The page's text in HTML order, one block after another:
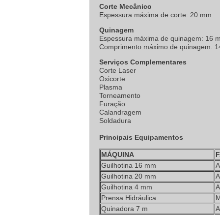
Corte Mecânico
Espessura máxima de corte: 20 mm
Quinagem
Espessura máxima de quinagem: 16
Comprimento máximo de quinagem:
Serviços Complementares
Corte Laser
Oxicorte
Plasma
Torneamento
Furação
Calandragem
Soldadura
Principais Equipamentos
MÁQUINA
Guilhotina 16 mm
Guilhotina 20 mm
Guilhotina 4 mm
Prensa Hidráulica
Quinadora 7 m